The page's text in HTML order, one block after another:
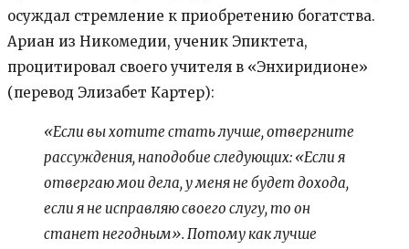
осуждал стремление к приобретению богатства.
Ариан из Никомедии, ученик Эпиктета,
процитировал своего учителя в «Энхиридионе»
(перевод Элизабет Картер):
«Если вы хотите стать лучше, отвергните
рассуждения, наподобие следующих: «Если я
отвергаю мои дела, у меня не будет дохода,
если я не исправляю своего слугу, то он
станет негодным». Потому как лучше